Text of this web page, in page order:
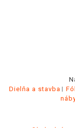
Dielňa a stavba